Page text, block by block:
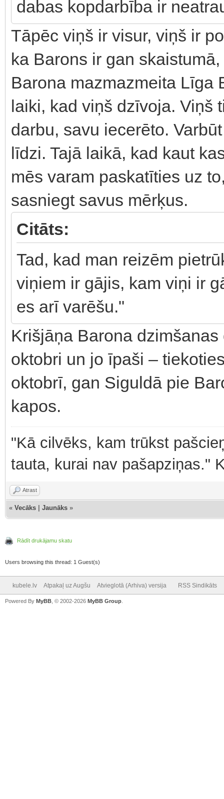
dabas kopdarbība ir
Tāpēc viņš ir visur, viņš ir
ka Barons ir gan
Barona mazmazmeita Līga
laiki, kad viņš dzīvoja. Viņš
darbu, savu iecerēto.
līdzi. Tajā laikā, kad kaut
mēs varam paskatīties uz
sasniegt savus mērķus.
Citāts:
Tad, kad man reizēm
viņiem ir gājis, kam viņi ir
es arī varēšu."
Krišjāņa Barona
oktobri un jo īpaši –
oktobrī, gan Siguldā pie
kapos.
"Kā cilvēks, kam trūkst
tauta, kurai nav pašapziņas."
Atrast
« Vecāks Jaunāks »
Rādīt drukājamu skatu
Users browsing this thread: 1 Guest(s)
kubele.lv Atpakaļ uz Augšu Atvieglotā (Arhiva) versija RSS Sindikāts
Powered By MyBB , © 2002-2026 MyBB Group